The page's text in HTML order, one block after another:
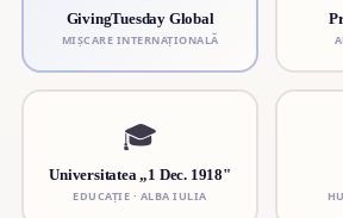
GivingTuesday Global
MIȘCARE INTERNAȚIONALĂ
🎓
Universitatea „1 Dec. 1918"
EDUCAȚIE · ALBA IULIA